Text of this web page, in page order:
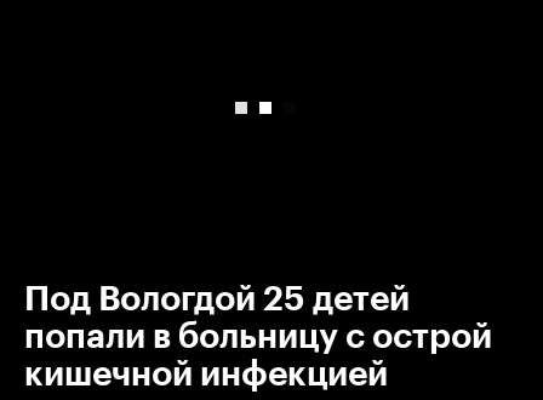
Под Вологдой 25 детей
попали в больницу с острой
кишечной инфекцией